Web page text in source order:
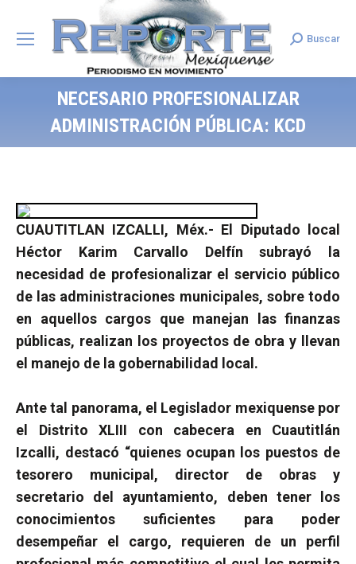
Search:
Buscar
NECESARIO PROFESIONALIZAR
ADMINISTRACIÓN PÚBLICA: KCD
CUAUTITLAN IZCALLI, Méx.- El Diputado local
Héctor Karim Carvallo Delfín subrayó la
necesidad de profesionalizar el servicio público
de las administraciones municipales, sobre todo
en aquellos cargos que manejan las finanzas
públicas, realizan los proyectos de obra y llevan
el manejo de la gobernabilidad local.
Ante tal panorama, el Legislador mexiquense por
el Distrito XLIII con cabecera en Cuautitlán
Izcalli, destacó “quienes ocupan los puestos de
tesorero municipal, director de obras y
secretario del ayuntamiento, deben tener los
conocimientos suficientes para poder
desempeñar el cargo, requieren de un perfil